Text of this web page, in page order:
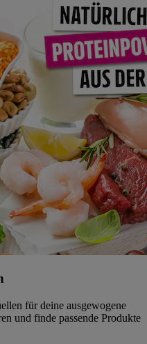
für deine ausgewogene
und finde passende Produkte